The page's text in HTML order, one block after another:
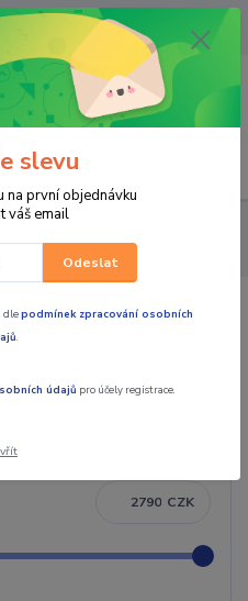
0,00 CZK
CZK
slevu
na první objednávku
váš email
Odeslat
dlepodmínek zpracování osobních
.
údajů pro účely registrace.